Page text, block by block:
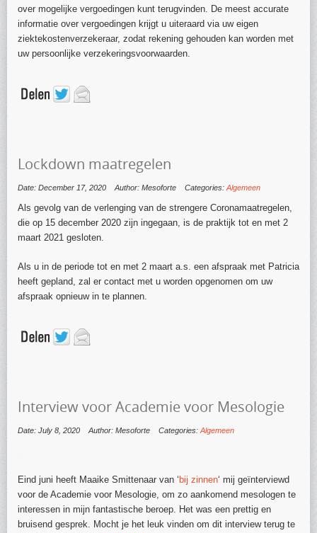
over mogelijke vergoedingen kunt terugvinden. De meest accurate
informatie over vergoedingen krijgt u uiteraard via uw eigen
ziektekostenverzekeraar, zodat rekening gehouden kan worden met
uw persoonlijke verzekeringsvoorwaarden.
Lockdown maatregelen
Date: December 17, 2020 Author: Mesoforte Categories:Algemeen
Als gevolg van de verlenging van de strengere Coronamaatregelen,
die op 15 december 2020 zijn ingegaan, is de praktijk tot en met 2
maart 2021 gesloten.
Als u in de periode tot en met 2 maart a.s. een afspraak met Patricia
heeft gepland, zal er contact met u worden opgenomen om uw
afspraak opnieuw in te plannen.
Interview voor Academie voor Mesologie
Date: July 8, 2020 Author: Mesoforte Categories:Algemeen
Eind juni heeft Maaike Smittenaar van ‘ bij zinnen‘ mij geïnterviewd
voor de Academie voor Mesologie, om zo aankomend mesologen te
interessen in mijn fantastische beroep. Het was een prettig en
bruisend gesprek. Mocht je het leuk vinden om dit interview terug te